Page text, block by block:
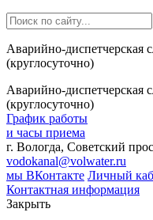
Аварийно-диспетчерская
(круглосуточно)
Аварийно-диспетчерская
(круглосуточно)
График работы
и часы приема
г. Вологда, Советский
vodokanal@volwater.ru
мы ВКонтакте Личный
Контактная информация
Закрыть